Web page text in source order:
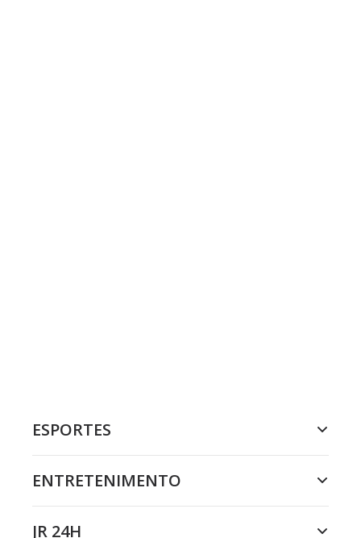
ESPORTES
ENTRETENIMENTO
JR 24H